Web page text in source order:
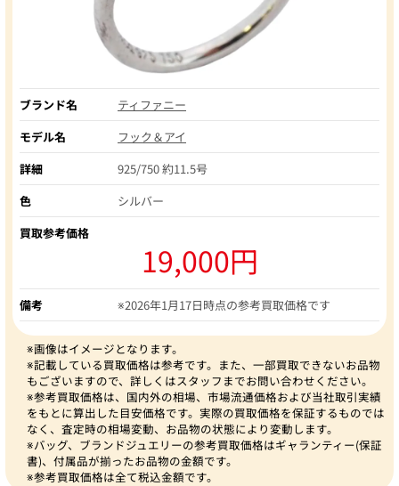
ブランド名
ティファニー
モデル名
フック＆アイ
詳細
925/750 約11.5号
色
シルバー
買取参考価格
19,000円
備考 ※2026年1月17日時点の参考買取価格です
※画像はイメージとなります。
※記載している買取価格は参考です。また、一部買取できないお品物
もございますので、詳しくはスタッフまでお問い合わせください。
※参考買取価格は、国内外の相場、市場流通価格および当社取引実績
をもとに算出した目安価格です。実際の買取価格を保証するものでは
なく、査定時の相場変動、お品物の状態により変動します。
※バッグ、ブランドジュエリーの参考買取価格はギャランティー(保証
書)、付属品が揃ったお品物の金額です。
※参考買取価格は全て税込金額です。